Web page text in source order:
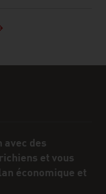
avec des
et vous
économique et